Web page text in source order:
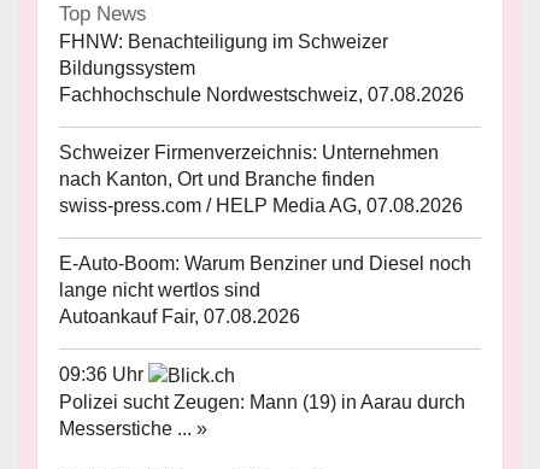
Top News
FHNW: Benachteiligung im Schweizer
Bildungssystem
Fachhochschule Nordwestschweiz, 07.08.2026
Schweizer Firmenverzeichnis: Unternehmen
nach Kanton, Ort und Branche finden
swiss-press.com / HELP Media AG, 07.08.2026
E-Auto-Boom: Warum Benziner und Diesel noch
lange nicht wertlos sind
Autoankauf Fair, 07.08.2026
09:36 Uhr
Polizei sucht Zeugen: Mann (19) in Aarau durch
Messerstiche ... »